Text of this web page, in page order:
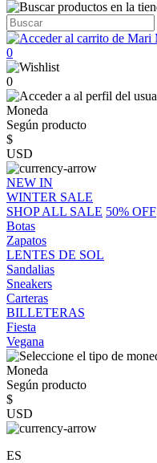
0
0
Moneda
Según producto
$
USD
NEW IN
WINTER SALE
SHOP ALL SALE 50% OFF
Botas
Zapatos
LENTES DE SOL
Sandalias
Sneakers
Carteras
BILLETERAS
Fiesta
Vegana
Moneda
Según producto
$
USD
ES